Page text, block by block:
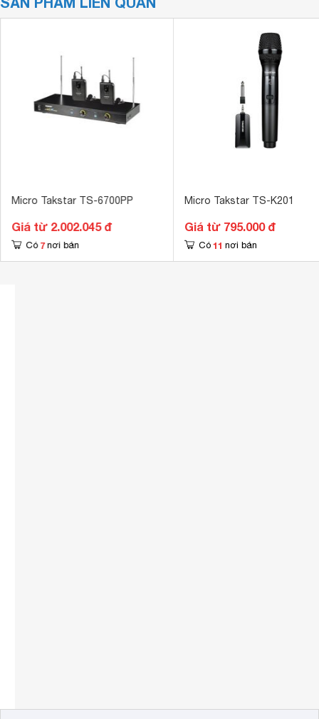
Micro Takstar TS-6700PP
Giá từ 2.002.045 đ
Có 7 nơi bán
Micro Takstar TS-K201
Giá từ 795.000 đ
Có 11 nơi bán